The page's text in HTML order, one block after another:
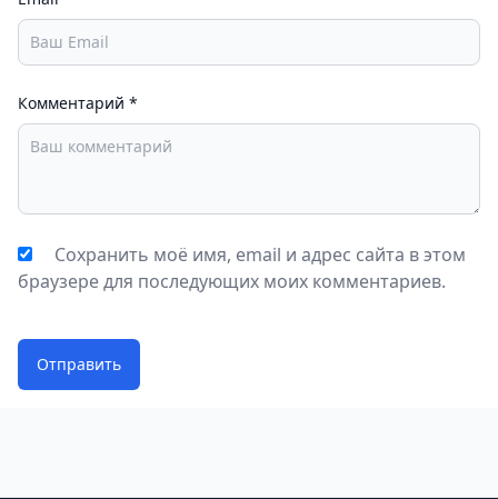
Комментарий *
Сохранить моё имя, email и адрес сайта в этом
браузере для последующих моих комментариев.
Отправить